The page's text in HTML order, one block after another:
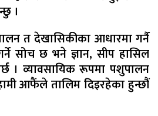
।
त देखासिकीका आधारमा गर्नै
सोच छ भने ज्ञान, सीप हासिल
। व्यावसायिक रूपमा पशुपालन
आफैंले तालिम दिइरहेका हुन्छौं